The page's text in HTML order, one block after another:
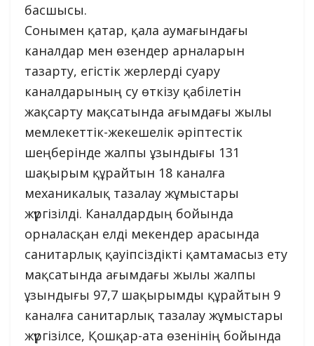
басшысы.
Сонымен қатар, қала аумағындағы
каналдар мен өзендер арналарын
тазарту, егістік жерлерді суару
каналдарының су өткізу қабілетін
жақсарту мақсатында ағымдағы жылы
мемлекеттік-жекешелік əріптестік
шеңберінде жалпы ұзындығы 131
шақырым құрайтын 18 каналға
механикалық тазалау жұмыстары
жүргізілді. Каналдардың бойында
орналасқан елді мекендер арасында
санитарлық қауіпсіздікті қамтамасыз ету
мақсатында ағымдағы жылы жалпы
ұзындығы 97,7 шақырымды құрайтын 9
каналға санитарлық тазалау жұмыстары
жүргізілсе, Қошқар-ата өзенінің бойында